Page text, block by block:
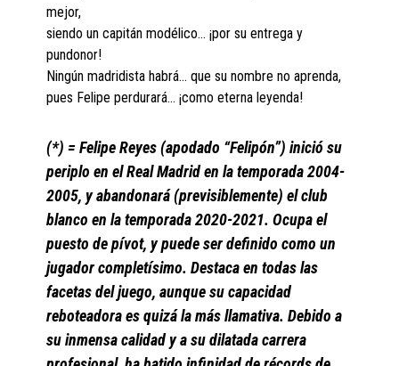
mejor,
siendo un capitán modélico… ¡por su entrega y
pundonor!
Ningún madridista habrá… que su nombre no aprenda,
pues Felipe perdurará… ¡como eterna leyenda!
(*) = Felipe Reyes (apodado “Felipón”) inició su
periplo en el Real Madrid en la temporada 2004-
2005, y abandonará (previsiblemente) el club
blanco en la temporada 2020-2021. Ocupa el
puesto de pívot, y puede ser definido como un
jugador completísimo. Destaca en todas las
facetas del juego, aunque su capacidad
reboteadora es quizá la más llamativa. Debido a
su inmensa calidad y a su dilatada carrera